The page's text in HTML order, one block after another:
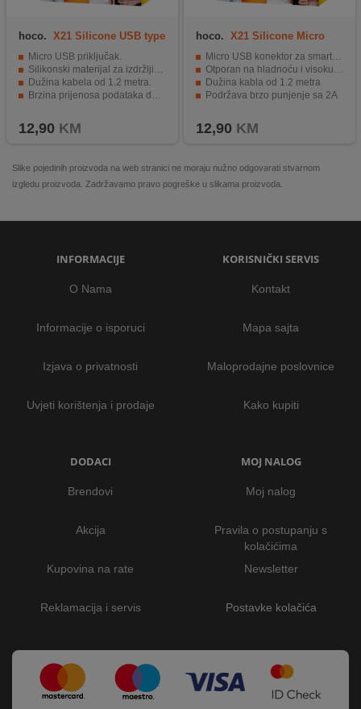
hoco. X21 Silicone USB type
Micro USB priključak.
Silikonski materijal za izdržljivost.
Dužina kabela od 1.2 metra.
Brzina prijenosa podataka do 480 Mb/s.
12,90 KM
hoco. X21 Silicone Micro
Micro USB konektor za smartphone
Otporan na hladnoću i visoku temperaturu
Dužina kabla od 1.2 metra
Podržava brzo punjenje sa 2A
12,90 KM
Slike pojedinih proizvoda na web stranici ne moraju nužno odgovarati stvarnom
izgledu proizvoda. Zadržavamo pravo pogreške u slikama proizvoda.
INFORMACIJE
O Nama
Informacije o isporuci
Izjava o privatnosti
Uvjeti korištenja i prodaje
KORISNIČKI SERVIS
Kontakt
Mapa sajta
Maloprodajne poslovnice
Kako kupiti
DODACI
Brendovi
Akcija
Kupovina na rate
Reklamacija i servis
MOJ NALOG
Moj nalog
Pravila o postupanju s
kolačićima
Newsletter
Postavke kolačića